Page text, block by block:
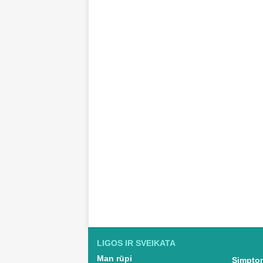
LIGOS IR SVEIKATA
Man rūpi